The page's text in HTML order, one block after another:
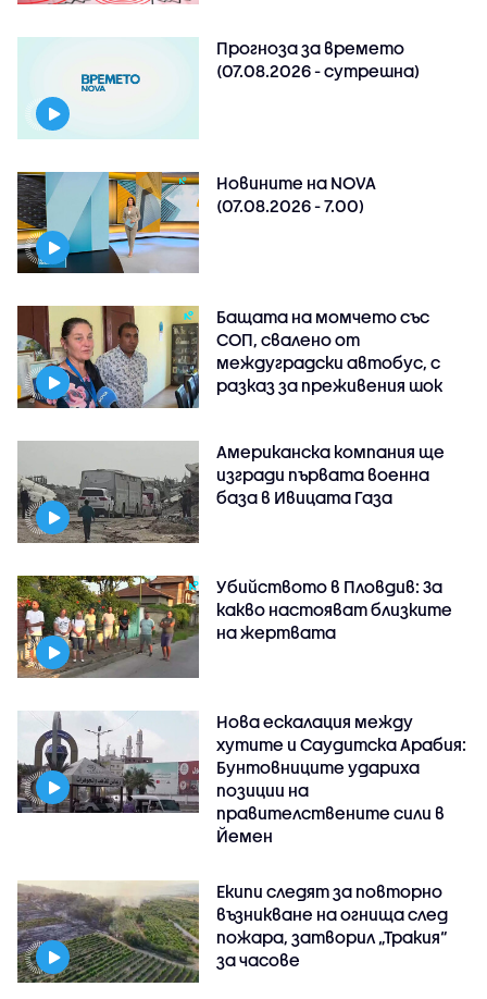
Прогноза за времето
(07.08.2026 - сутрешна)
Новините на NOVA
(07.08.2026 - 7.00)
Бащата на момчето със
СОП, свалено от
междуградски автобус, с
разказ за преживения шок
Американска компания ще
изгради първата военна
база в Ивицата Газа
Убийството в Пловдив: За
какво настояват близките
на жертвата
Нова ескалация между
хутите и Саудитска Арабия:
Бунтовниците удариха
позиции на
правителствените сили в
Йемен
Екипи следят за повторно
възникване на огнища след
пожара, затворил „Тракия“
за часове